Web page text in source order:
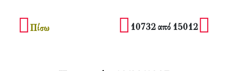
Πίσω 10732 από 15012